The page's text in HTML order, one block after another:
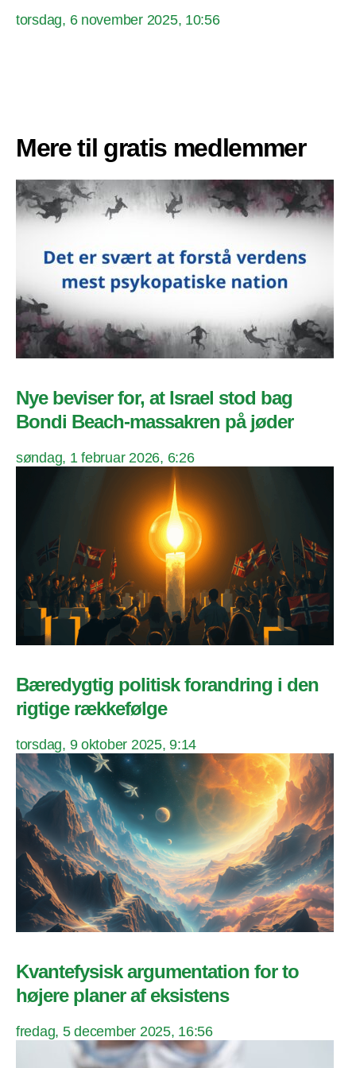
torsdag, 6 november 2025, 10:56
Mere til gratis medlemmer
Nye beviser for, at Israel stod bag
Bondi Beach-massakren på jøder
søndag, 1 februar 2026, 6:26
Bæredygtig politisk forandring i den
rigtige rækkefølge
torsdag, 9 oktober 2025, 9:14
Kvantefysisk argumentation for to
højere planer af eksistens
fredag, 5 december 2025, 16:56